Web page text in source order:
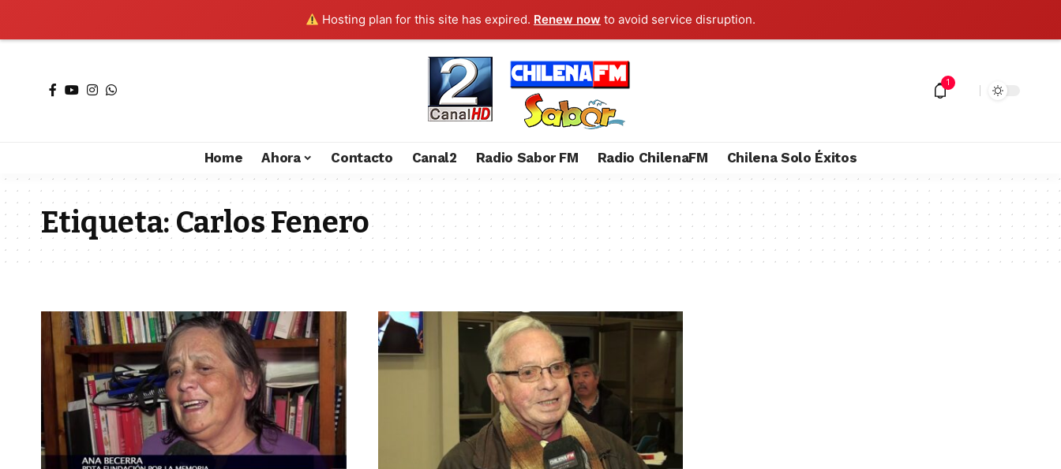
Hosting plan for this site has expired. Renew now to avoid service disruption.
1
Home Ahora Contacto Canal2 Radio Sabor FM Radio ChilenaFM Chilena Solo Éxitos
Etiqueta:Carlos Fenero